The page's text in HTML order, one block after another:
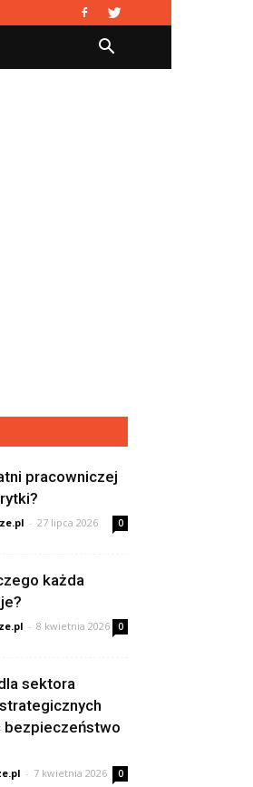
pracowniczej
- 27 lipca 2026 0
każda
- 8 kwietnia 2026 0
sektora
bezpieczeństwo
- 7 kwietnia 2026 0